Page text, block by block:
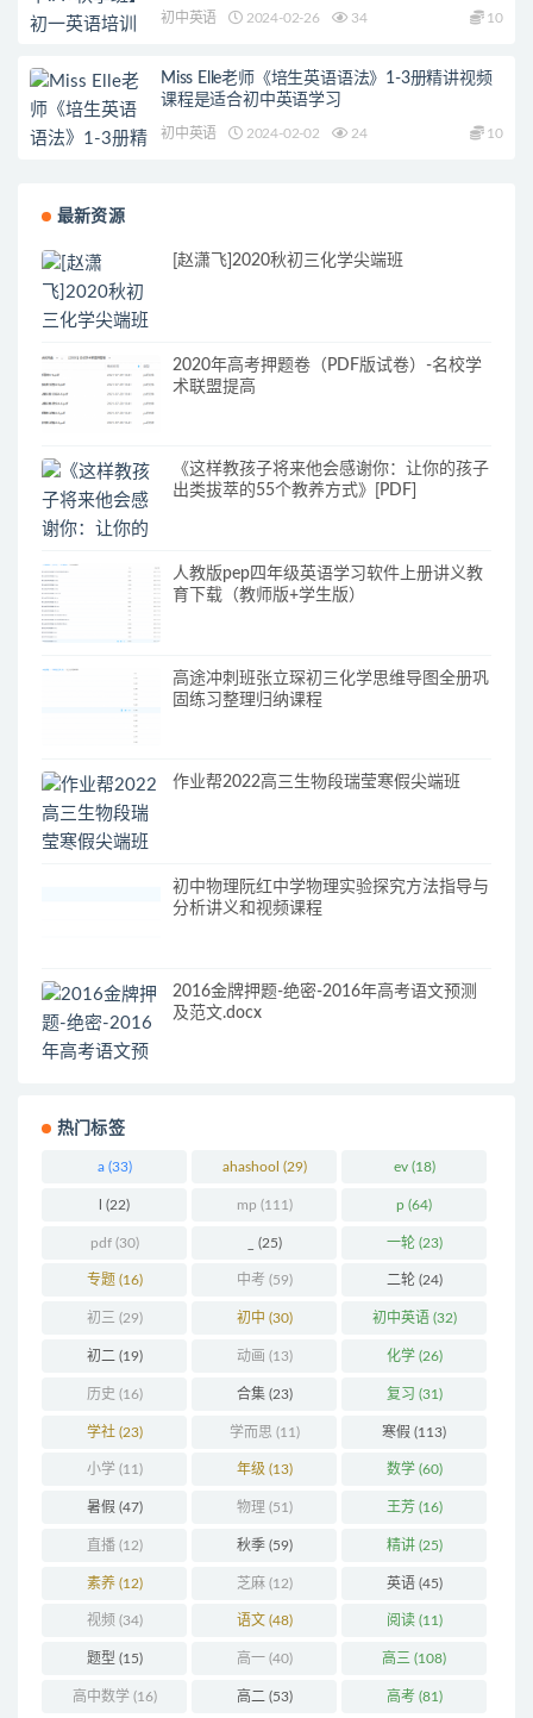
初中英语 2024-02-26 34 10
Miss Elle老师《培生英语语法》1-3册精讲视频
课程是适合初中英语学习
初中英语 2024-02-02 24 10
最新资源
[赵潇飞]2020秋初三化学尖端班
2020年高考押题卷（PDF版试卷）-名校学
术联盟提高
《这样教孩子将来他会感谢你：让你的孩子
出类拔萃的55个教养方式》[PDF]
人教版pep四年级英语学习软件上册讲义教
育下载（教师版+学生版）
高途冲刺班张立琛初三化学思维导图全册巩
固练习整理归纳课程
作业帮2022高三生物段瑞莹寒假尖端班
初中物理阮红中学物理实验探究方法指导与
分析讲义和视频课程
2016金牌押题-绝密-2016年高考语文预测
及范文.docx
热门标签
a(33) ahashool (29) ev(18)
(22) mp (111) p (64)
pdf(30) (25) 一轮(23)
专题(16) 中考 (59) 二轮(24)
初三 (29) 初中 (30) 初中英语(32)
初二 (19) 动画 (13) 化学(26)
历史 (16) 合集(23) 复习 (31)
学社(23) 学而思 (11) 寒假 (113)
小学(11) 年级 (13) 数学(60)
暑假 (47) 物理 (51) 王芳(16)
直播(12) 秋季(59) 精讲(25)
素养(12) 芝麻(12) 英语(45)
视频 (34) 语文 (48) 阅读(11)
题型 (15) 高一(40) 高三 (108)
高中数学(16) 高二 (53) 高考(81)